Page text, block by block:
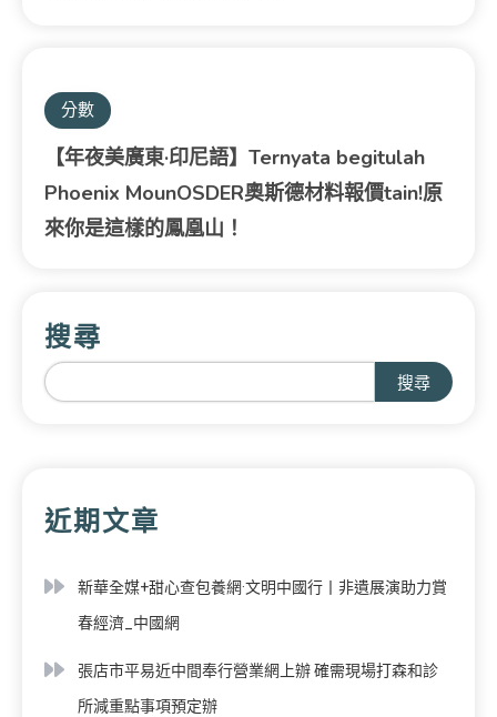
分數
【年夜美廣東·印尼語】Ternyata begitulah
Phoenix MounOSDER奧斯德材料報價tain!原
來你是這樣的鳳凰山！
搜尋
搜尋
近期文章
新華全媒+甜心查包養網·文明中國行丨非遺展演助力賞
春經濟_中國網
張店市平易近中間奉行營業網上辦 確需現場打森和診
所減重點事項預定辦